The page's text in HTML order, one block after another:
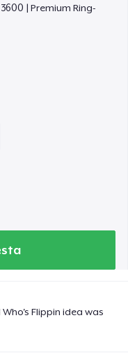
| Premium Ring-
Flippin idea was